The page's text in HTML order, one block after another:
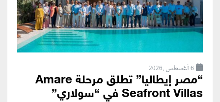
6 أغسطس ,2026
“مصر إيطاليا” تطلق مرحلة Amare
Seafront Villas في “سولاري”